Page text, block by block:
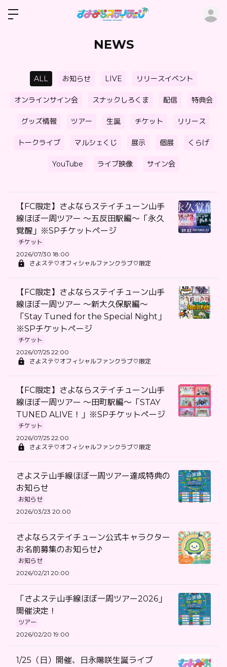
NEWS
ALL お知らせ LIVE リリースイベント
オンラインサイン会 スナックしろくま 配信 特典会
グッズ情報 ツアー 生誕 チケット リリース
トークライブ マルシェくじ 展示 個展 くらげ
YouTube ライブ映像 サイン会
【FC限定】さよならステイチューン山手
線ほぼ一周ツアー 〜五反田駅編〜「永久
覚醒」※SPチケットページ
チケット
2026/07/30 18:00
さよステ♡オフィシャルファンクラブ♡限定
【FC限定】さよならステイチューン山手
線ほぼ一周ツアー 〜新大久保駅編〜
「Stay Tuned for the Special Night」
※SPチケットページ
チケット
2026/07/25 22:00
さよステ♡オフィシャルファンクラブ♡限定
【FC限定】さよならステイチューン山手
線ほぼ一周ツアー 〜田町駅編〜「STAY
TUNED ALIVE！」※SPチケットページ
チケット
2026/07/25 22:00
さよステ♡オフィシャルファンクラブ♡限定
さよステ山手線ほぼ一周ツアー達成特典の
お知らせ
お知らせ
2026/03/23 20:00
さよならステイチューン公式キャラクター
お名前募集のお知らせ♪
お知らせ
2026/02/21 20:00
「さよステ山手線ほぼ一周ツアー2026」
開催決定！
ツアー
2026/02/20 19:00
1/25（日）開催、日永陽咲生誕ライブ